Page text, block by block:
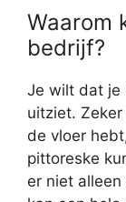
Waarom
bedrijf?
Je wilt dat je
uitziet.
de vloer
pittoreske
er niet